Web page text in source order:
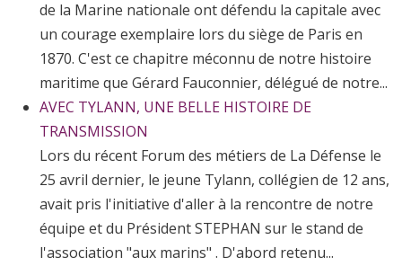
de la Marine nationale ont défendu la capitale avec
un courage exemplaire lors du siège de Paris en
1870. C'est ce chapitre méconnu de notre histoire
maritime que Gérard Fauconnier, délégué de notre...
AVEC TYLANN, UNE BELLE HISTOIRE DE
TRANSMISSION
Lors du récent Forum des métiers de La Défense le
25 avril dernier, le jeune Tylann, collégien de 12 ans,
avait pris l'initiative d'aller à la rencontre de notre
équipe et du Président STEPHAN sur le stand de
l'association "aux marins" . D'abord retenu...